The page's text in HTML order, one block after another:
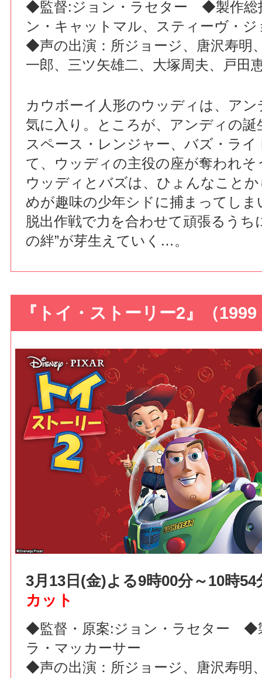
◆監督:ジョン・ラセター ◆製作総
ン・キャットマル、スティーヴ・ジ
◆声の出演：所ジョージ、唐沢寿明
一郎、三ツ矢雄二、大塚周夫、戸田
カウボーイ人形のウッディは、ア
気に入り。ところが、アンディの誕
スペース・レンジャー、バズ・ラ
て、ウッディの主役の座が奪われそ
ウッディとバズは、ひょんなこと
めが趣味の少年シドに捕まってしま
脱出作戦で力を合わせて頑張るうち
の絆”が芽生えていく…。
『トイ・ストーリー2』（
3月13日(金)よる9時00分～10時
カット
◆監督・原案:ジョン・ラセター ◆
ラ・マッカーサー
◆声の出演：所ジョージ、唐沢寿明